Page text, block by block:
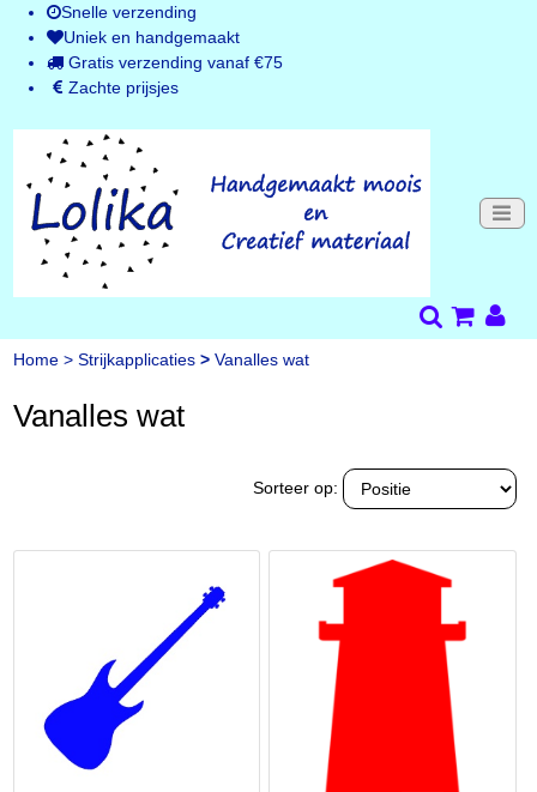
Snelle verzending
Uniek en handgemaakt
Gratis verzending vanaf €75
Zachte prijsjes
Home > Strijkapplicaties > Vanalles wat
Vanalles wat
Sorteer op: